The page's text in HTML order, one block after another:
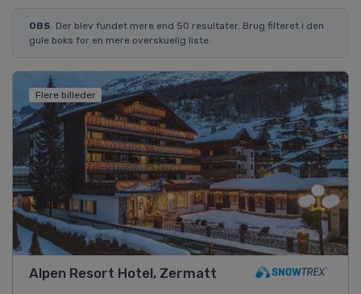
OBS: Der blev fundet mere end 50 resultater. Brug filteret i den
gule boks for en mere overskuelig liste.
Flere billeder
Alpen Resort Hotel, Zermatt